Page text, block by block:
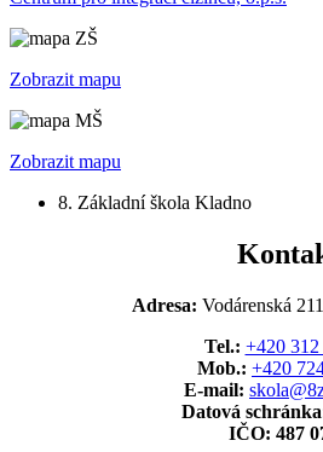
Zobrazit mapu
Zobrazit mapu
8. Základní škola Kladno
Adresa: Vodárenská
Tel.: +420
Mob.: +420
E-mail:
Datová schránka
IČO: 487